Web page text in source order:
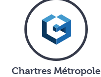
Chartres Métropole